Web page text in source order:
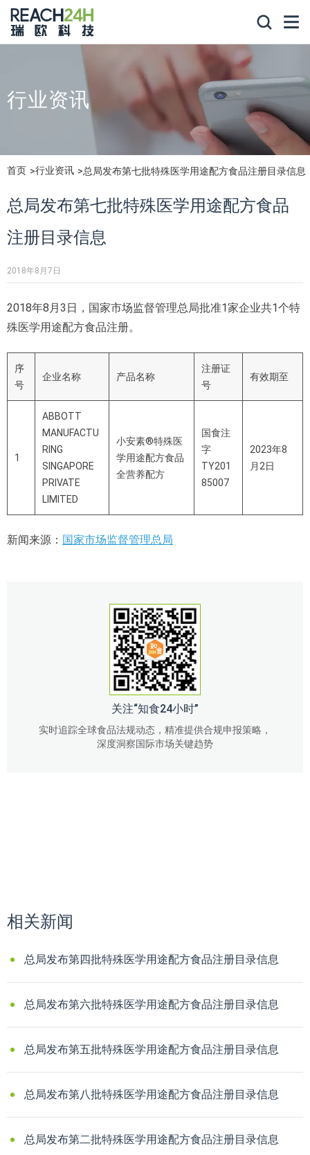
行业资讯
首页 行业资讯 总局发布第七批特殊医学用途配方食品注册目录信息
总局发布第七批特殊医学用途配方食品
注册目录信息
2018年8月7日
2018年8月3日，国家市场监督管理总局批准1家企业共1个特
殊医学用途配方食品注册。
序
号
企业名称 产品名称
注册证
号
有效期至
1
ABBOTT
MANUFACTU
RING
SINGAPORE
PRIVATE
LIMITED
小安素®特殊医
学用途配方食品
全营养配方
国食注
字
TY201
85007
2023年8
月2日
新闻来源： 国家市场监督管理总局
关注“知食24小时”
实时追踪全球食品法规动态，精准提供合规申报策略，
深度洞察国际市场关键趋势
相关新闻
总局发布第四批特殊医学用途配方食品注册目录信息
总局发布第六批特殊医学用途配方食品注册目录信息
总局发布第五批特殊医学用途配方食品注册目录信息
总局发布第八批特殊医学用途配方食品注册目录信息
总局发布第二批特殊医学用途配方食品注册目录信息